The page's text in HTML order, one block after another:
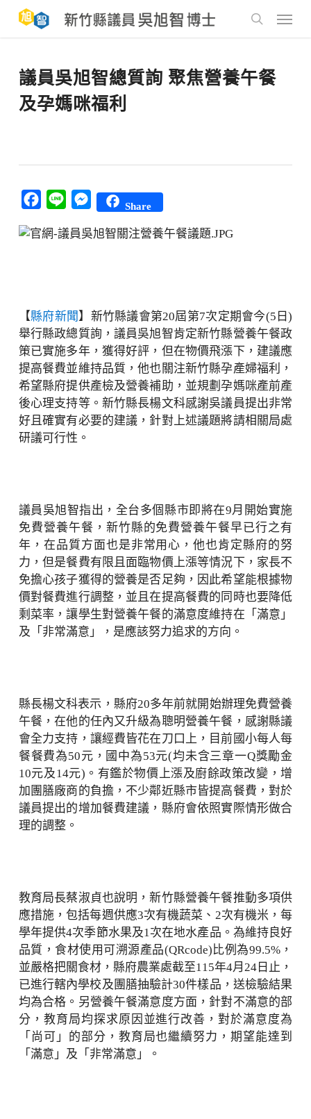
main
Menu
議員吳旭智總質詢 聚焦營養午餐
及孕媽咪福利
Facebook
Line Messenger
Share
【縣府新聞】新竹縣議會第20屆第7次定期會今(5日)
舉行縣政總質詢，議員吳旭智肯定新竹縣營養午餐政
策已實施多年，獲得好評，但在物價飛漲下，建議應
提高餐費並維持品質，他也關注新竹縣孕產婦福利，
希望縣府提供產檢及營養補助，並規劃孕媽咪產前產
後心理支持等。新竹縣長楊文科感謝吳議員提出非常
好且確實有必要的建議，針對上述議題將請相關局處
研議可行性。
議員吳旭智指出，全台多個縣市即將在9月開始實施
免費營養午餐，新竹縣的免費營養午餐早已行之有
年，在品質方面也是非常用心，他也肯定縣府的努
力，但是餐費有限且面臨物價上漲等情況下，家長不
免擔心孩子獲得的營養是否足夠，因此希望能根據物
價對餐費進行調整，並且在提高餐費的同時也要降低
剩菜率，讓學生對營養午餐的滿意度維持在「滿意」
及「非常滿意」，是應該努力追求的方向。
縣長楊文科表示，縣府20多年前就開始辦理免費營養
午餐，在他的任內又升級為聰明營養午餐，感謝縣議
會全力支持，讓經費皆花在刀口上，目前國小每人每
餐餐費為50元，國中為53元(均未含三章一Q獎勵金
10元及14元)。有鑑於物價上漲及廚餘政策改變，增
加團膳廠商的負擔，不少鄰近縣市皆提高餐費，對於
議員提出的增加餐費建議，縣府會依照實際情形做合
理的調整。
教育局長蔡淑貞也說明，新竹縣營養午餐推動多項供
應措施，包括每週供應3次有機蔬菜、2次有機米，每
學年提供4次季節水果及1次在地水產品。為維持良好
品質，食材使用可溯源產品(QRcode)比例為99.5%，
並嚴格把關食材，縣府農業處截至115年4月24日止，
已進行轄內學校及團膳抽驗計30件樣品，送檢驗結果
均為合格。另營養午餐滿意度方面，針對不滿意的部
分，教育局均探求原因並進行改善，對於滿意度為
「尚可」的部分，教育局也繼續努力，期望能達到
「滿意」及「非常滿意」。